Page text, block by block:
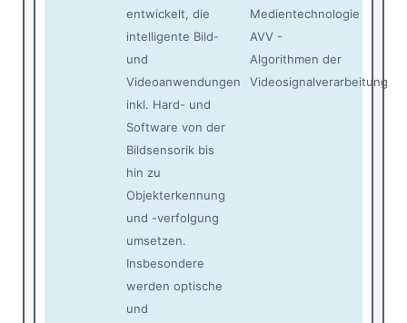
entwickelt, die
intelligente Bild-
und
Videoanwendungen
inkl. Hard- und
Software von der
Bildsensorik bis
hin zu
Objekterkennung
und -verfolgung
umsetzen.
Insbesondere
werden optische
und
Medientechnologie
AVV -
Algorithmen der
Videosignalverarbeitung